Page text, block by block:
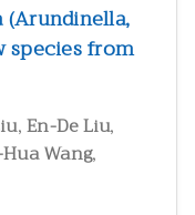
species from
,En-De Liu,
Wang,